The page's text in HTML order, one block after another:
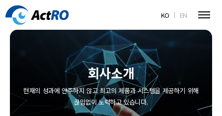
KO EN
회사소개
현재의 성과에 안주하지 않고 최고의 제품과 시스템을 제공하기 위해
끊임없이 노력하고 있습니다.